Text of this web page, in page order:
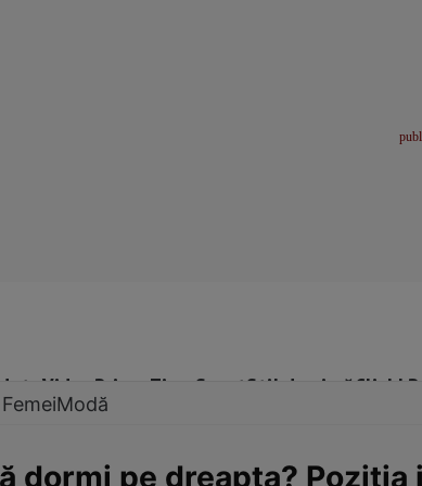
Video Prime Time SportStil de viațăClick!
Modă
dormi pe dreapta?